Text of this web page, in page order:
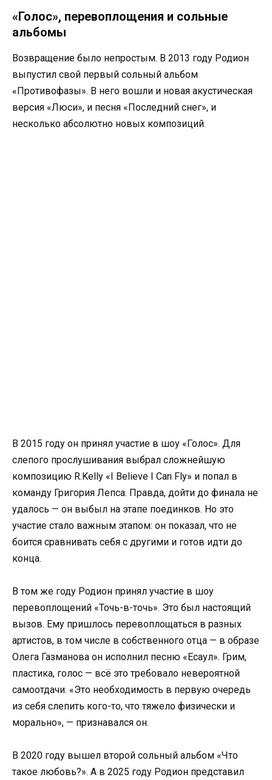
«Голос», перевоплощения и сольные
альбомы
Возвращение было непростым. В 2013 году Родион
выпустил свой первый сольный альбом
«Противофазы». В него вошли и новая акустическая
версия «Люси», и песня «Последний снег», и
несколько абсолютно новых композиций.
В 2015 году он принял участие в шоу «Голос». Для
слепого прослушивания выбрал сложнейшую
композицию R.Kelly «I Believe I Can Fly» и попал в
команду Григория Лепса. Правда, дойти до финала не
удалось — он выбыл на этапе поединков. Но это
участие стало важным этапом: он показал, что не
боится сравнивать себя с другими и готов идти до
конца.
В том же году Родион принял участие в шоу
перевоплощений «Точь-в-точь». Это был настоящий
вызов. Ему пришлось перевоплощаться в разных
артистов, в том числе в собственного отца — в образе
Олега Газманова он исполнил песню «Есаул». Грим,
пластика, голос — всё это требовало невероятной
самоотдачи. «Это необходимость в первую очередь
из себя слепить кого-то, что тяжело физически и
морально», — признавался он.
В 2020 году вышел второй сольный альбом «Что
такое любовь?». А в 2025 году Родион представил